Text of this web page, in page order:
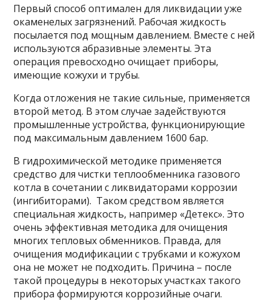
Первый способ оптимален для ликвидации уже
окаменелых загрязнений. Рабочая жидкость
посылается под мощным давлением. Вместе с ней
используются абразивные элементы. Эта
операция превосходно очищает приборы,
имеющие кожухи и трубы.
Когда отложения не такие сильные, применяется
второй метод. В этом случае задействуются
промышленные устройства, функционирующие
под максимальным давлением 1600 бар.
В гидрохимической методике применяется
средство для чистки теплообменника газового
котла в сочетании с ликвидаторами коррозии
(ингибиторами). Таком средством является
специальная жидкость, например «Детекс». Это
очень эффективная методика для очищения
многих тепловых обменников. Правда, для
очищения модификации с трубками и кожухом
она не может не подходить. Причина – после
такой процедуры в некоторых участках такого
прибора формируются коррозийные очаги.